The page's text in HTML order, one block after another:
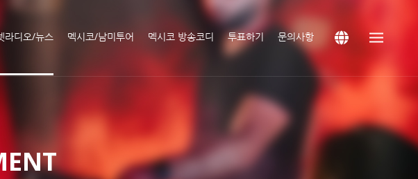
라디오/뉴스 멕시코/남미투어 멕시코 방송코디 투표하기 문의사항